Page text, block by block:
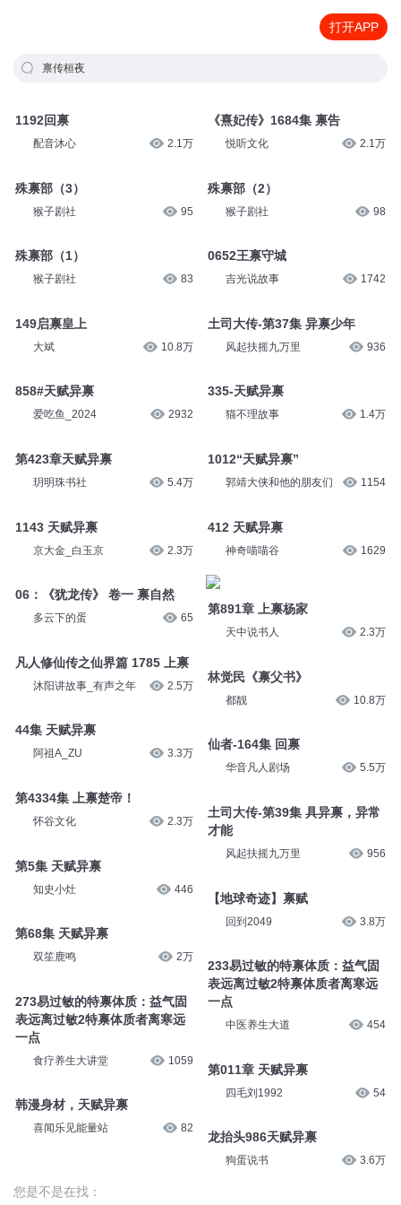
打开APP
禀传桓夜
1192回禀
配音沐心 2.1万
殊禀部（3）
猴子剧社 95
殊禀部（1）
猴子剧社 83
149启禀皇上
大斌 10.8万
858#天赋异禀
爱吃鱼_2024 2932
第423章天赋异禀
玥明珠书社 5.4万
1143 天赋异禀
京大金_白玉京 2.3万
06：《犹龙传》 卷一 禀自然
多云下的蛋 65
凡人修仙传之仙界篇 1785 上禀
沐阳讲故事_有声之年 2.5万
44集 天赋异禀
阿祖A_ZU 3.3万
第4334集 上禀楚帝！
怀谷文化 2.3万
第5集 天赋异禀
知史小灶 446
第68集 天赋异禀
双笙鹿鸣 2万
273易过敏的特禀体质：益气固
表远离过敏2特禀体质者离寒远
一点
食疗养生大讲堂 1059
韩漫身材，天赋异禀
喜闻乐见能量站 82
《熹妃传》1684集 禀告
悦听文化 2.1万
殊禀部（2）
猴子剧社 98
0652王禀守城
吉光说故事 1742
土司大传-第37集 异禀少年
风起扶摇九万里 936
335-天赋异禀
猫不理故事 1.4万
1012“天赋异禀”
郭靖大侠和他的朋友们 1154
412 天赋异禀
神奇喵喵谷 1629
第891章 上禀杨家
天中说书人 2.3万
林觉民《禀父书》
都靓 10.8万
仙者-164集 回禀
华音凡人剧场 5.5万
土司大传-第39集 具异禀，异常
才能
风起扶摇九万里 956
【地球奇迹】禀赋
回到2049 3.8万
233易过敏的特禀体质：益气固
表远离过敏2特禀体质者离寒远
一点
中医养生大道 454
第011章 天赋异禀
四毛刘1992 54
龙抬头986天赋异禀
狗蛋说书 3.6万
您是不是在找：